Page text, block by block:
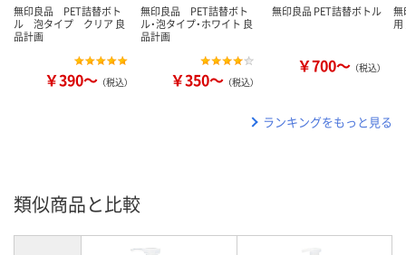
無印良品 PET詰替ボト
ル 泡タイプ クリア 良
品計画
￥390～ （税込）
無印良品 PET詰替ボト
ル・泡タイプ・ホワイト 良
品計画
￥350～ （税込）
無印良品 PET詰替ボトル
￥700～ （税込）
無
ランキングをもっと見る
類似商品と比較